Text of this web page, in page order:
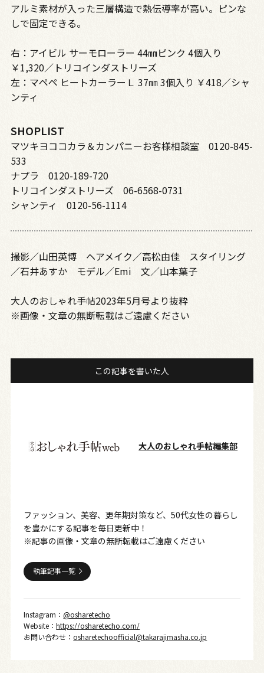
アルミ素材が入った三層構造で熱伝導率が高い。ピンな
しで固定できる。
右：アイビル サーモローラー 44㎜ピンク 4個入り
￥1,320／トリコインダストリーズ
左：マペペ ヒートカーラーＬ 37㎜ 3個入り ￥418／シャ
ンティ
SHOPLIST
マツキヨココカラ＆カンパニーお客様相談室 0120-845-
533
ナプラ 0120-189-720
トリコインダストリーズ 06-6568-0731
シャンティ 0120-56-1114
撮影／山田英博 ヘアメイク／高松由佳 スタイリング
／石井あすか モデル／Emi 文／山本葉子
大人のおしゃれ手帖2023年5月号より抜粋
※画像・文章の無断転載はご遠慮ください
この記事を書いた人
大人のおしゃれ手帖編集部
ファッション、美容、更年期対策など、50代女性の暮らし
を豊かにする記事を毎日更新中！
※記事の画像・文章の無断転載はご遠慮ください
執筆記事一覧
Instagram：@osharetecho
Website：https://osharetecho.com/
お問い合わせ：osharetechoofficial@takarajimasha.co.jp